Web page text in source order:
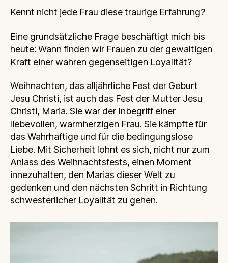
Kennt nicht jede Frau diese traurige Erfahrung?
Eine grundsätzliche Frage beschäftigt mich bis
heute: Wann finden wir Frauen zu der gewaltigen
Kraft einer wahren gegenseitigen Loyalität?
Weihnachten, das alljährliche Fest der Geburt
Jesu Christi, ist auch das Fest der Mutter Jesu
Christi, Maria. Sie war der Inbegriff einer
liebevollen, warmherzigen Frau. Sie kämpfte für
das Wahrhaftige und für die bedingungslose
Liebe. Mit Sicherheit lohnt es sich, nicht nur zum
Anlass des Weihnachtsfests, einen Moment
innezuhalten, den Marias dieser Welt zu
gedenken und den nächsten Schritt in Richtung
schwesterlicher Loyalität zu gehen.